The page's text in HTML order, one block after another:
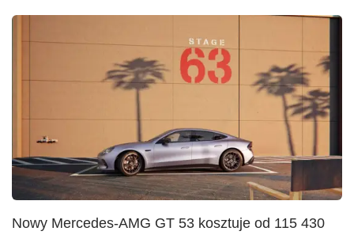
Nowy Mercedes-AMG GT 53 kosztuje od 115 430